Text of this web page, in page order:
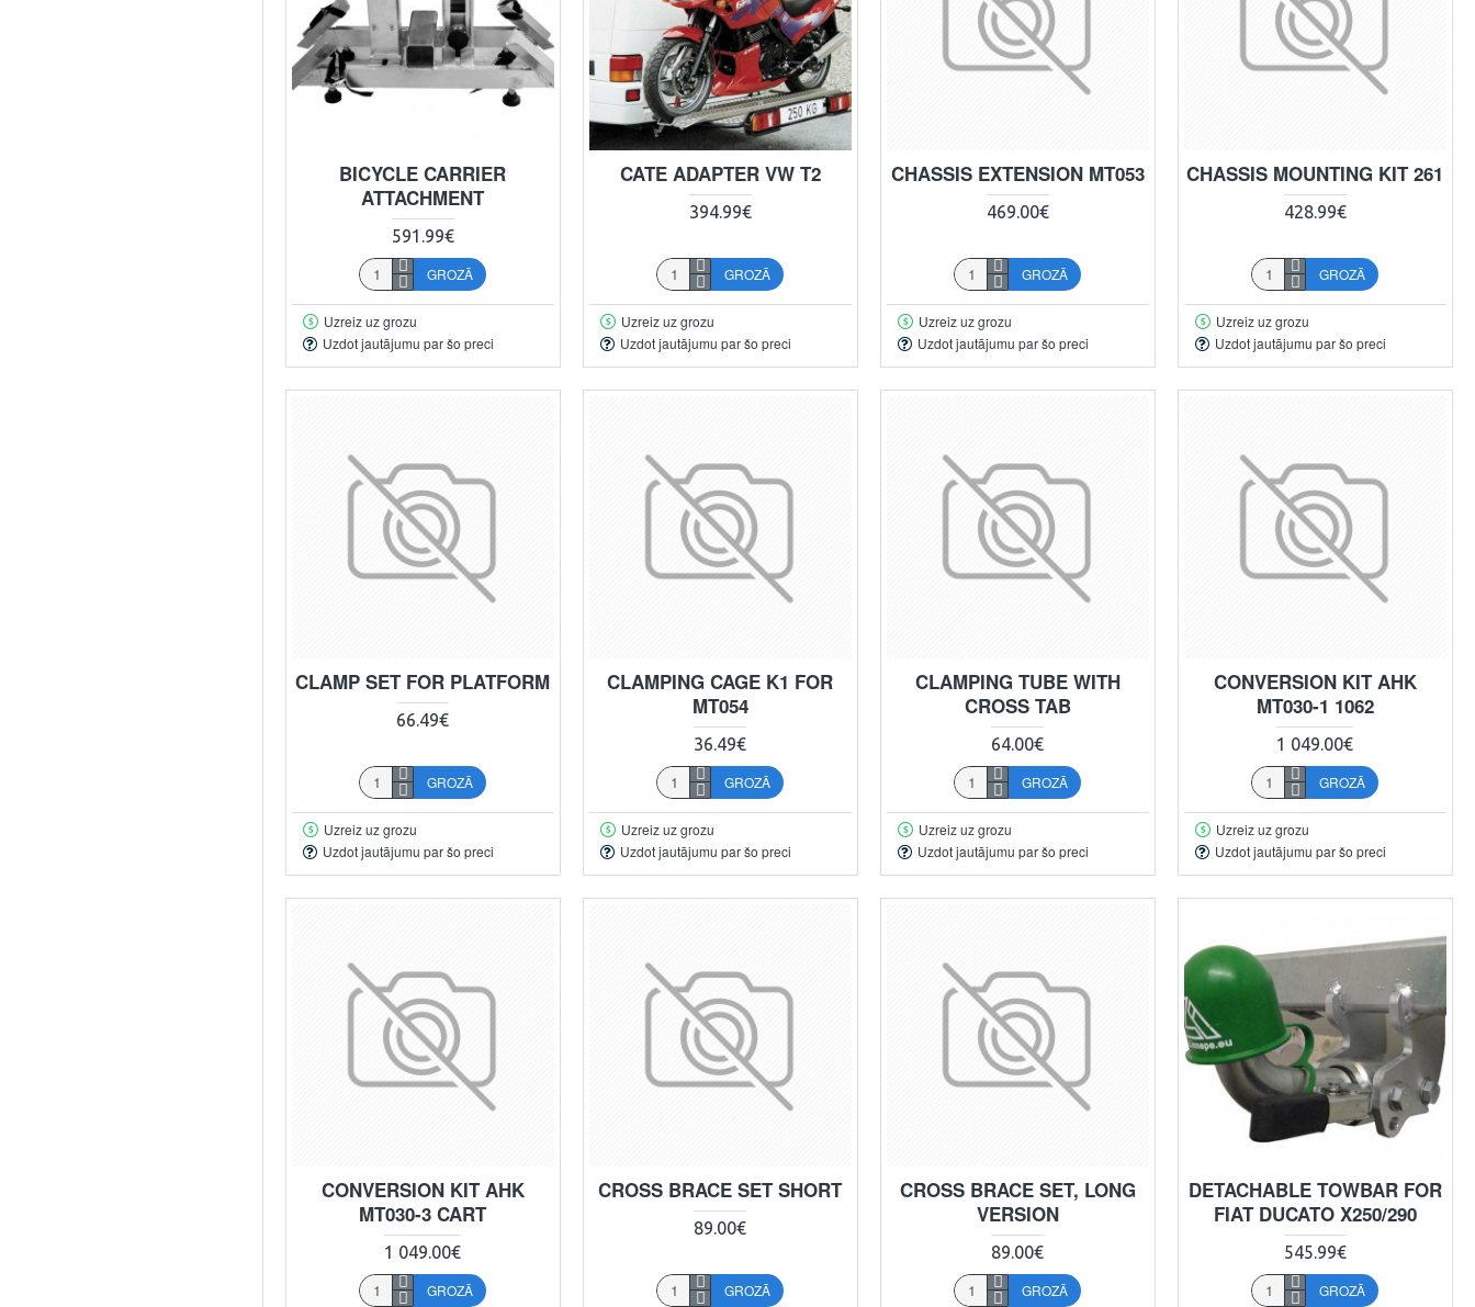
BICYCLE CARRIER
ATTACHMENT
591.99€
GROZĀ
Uzreiz uz grozu
Uzdot jautājumu par šo preci
CATE ADAPTER VW T2
394.99€
GROZĀ
Uzreiz uz grozu
Uzdot jautājumu par šo preci
CHASSIS EXTENSION MT053
469.00€
GROZĀ
Uzreiz uz grozu
Uzdot jautājumu par šo preci
CHASSIS MOUNTING KIT 261
428.99€
GROZĀ
Uzreiz uz grozu
Uzdot jautājumu par šo preci
CLAMP SET FOR PLATFORM
66.49€
GROZĀ
Uzreiz uz grozu
Uzdot jautājumu par šo preci
CLAMPING CAGE K1 FOR
MT054
36.49€
GROZĀ
Uzreiz uz grozu
Uzdot jautājumu par šo preci
CLAMPING TUBE WITH
CROSS TAB
64.00€
GROZĀ
Uzreiz uz grozu
Uzdot jautājumu par šo preci
CONVERSION KIT AHK
MT030-1 1062
1 049.00€
GROZĀ
Uzreiz uz grozu
Uzdot jautājumu par šo preci
CONVERSION KIT AHK
MT030-3 CART
1 049.00€
GROZĀ
CROSS BRACE SET SHORT
89.00€
GROZĀ
CROSS BRACE SET, LONG
VERSION
89.00€
GROZĀ
DETACHABLE TOWBAR FOR
FIAT DUCATO X250/290
545.99€
GROZĀ